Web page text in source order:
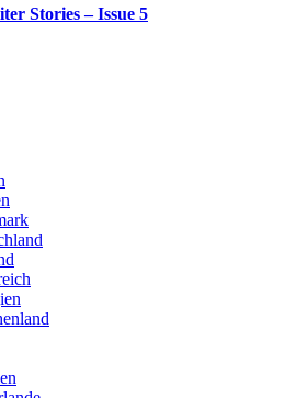
Stories – Issue 5